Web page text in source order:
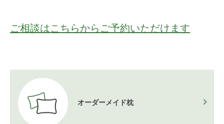
ご相談はこちらからご予約いただけます
オーダーメイド枕